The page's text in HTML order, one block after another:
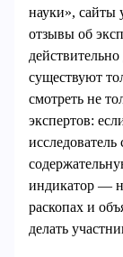
науки», сайты
отзывы об
существуют
смотреть не
экспертов:
индикатор —
раскопах и
делать